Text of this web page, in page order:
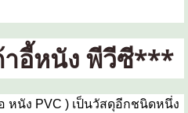
อี้หนัง พีวีซี***
หนัง PVC ) เป็นวัสดุอีกชนิดหนึ่ง